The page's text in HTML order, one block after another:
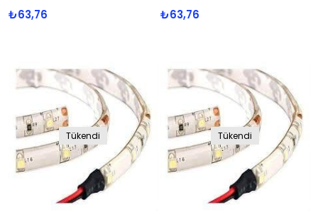
₺63,76 ₺63,76
Tükendi Tükendi